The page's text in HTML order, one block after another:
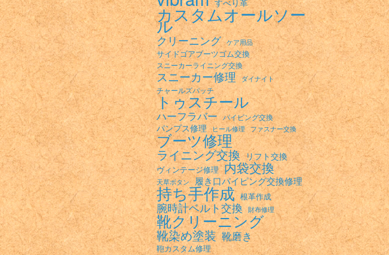
すべり革
カスタムオールソー
ル
クリーニング ケア用品
サイドゴアブーツゴム交換
スニーカーライニング交換
スニーカー修理 ダイナイト
チャールズパッチ
トゥスチール
ハーフラバー パイピング交換
パンプス修理 ヒール修理 ファスナー交換
ブーツ修理
ライニング交換 リフト交換
ヴィンテージ修理 内袋交換
天草ボタン 履き口パイピング交換修理
持ち手作成 根革作成
腕時計ベルト交換 財布修理
靴クリーニング
靴染め塗装 靴磨き
鞄カスタム修理